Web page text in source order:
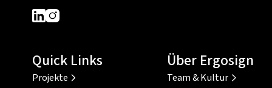
Dieser Link führt zu einer externen Seite
Dieser Link führt zu einer externen Seite
Quick Links
Projekte
Über Ergosign
Team & Kultur